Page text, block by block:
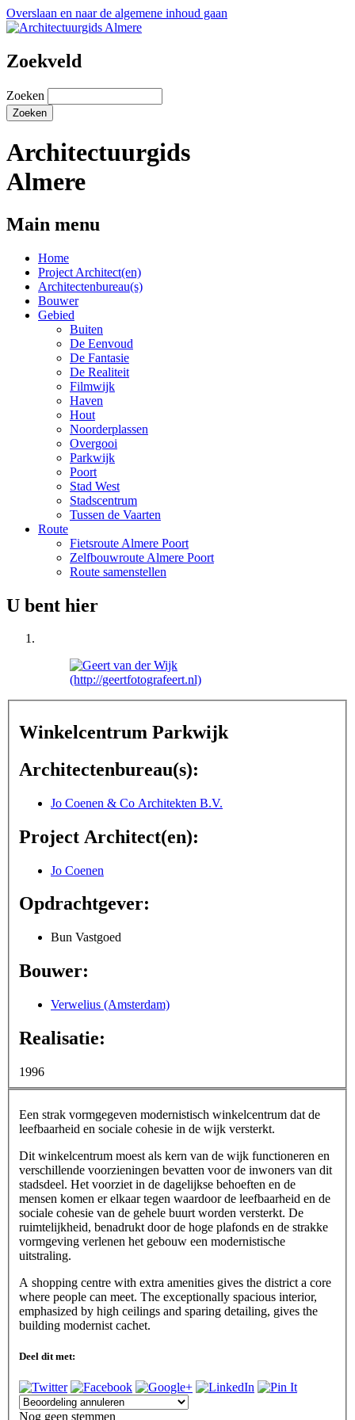
Overslaan en naar de algemene inhoud gaan
Zoekveld
Zoeken
Architectuurgids
Almere
Main menu
Home
Project Architect(en)
Architectenbureau(s)
Bouwer
Gebied
Buiten
De Eenvoud
De Fantasie
De Realiteit
Filmwijk
Haven
Hout
Noorderplassen
Overgooi
Parkwijk
Poort
Stad West
Stadscentrum
Tussen de Vaarten
Route
Fietsroute Almere Poort
Zelfbouwroute Almere Poort
Route samenstellen
U bent hier
Winkelcentrum Parkwijk
Architectenbureau(s):
Jo Coenen & Co Architekten B.V.
Project Architect(en):
Jo Coenen
Opdrachtgever:
Bun Vastgoed
Bouwer:
Verwelius (Amsterdam)
Realisatie:
1996
Een strak vormgegeven modernistisch winkelcentrum dat de
leefbaarheid en sociale cohesie in de wijk versterkt.
Dit winkelcentrum moest als kern van de wijk functioneren en
verschillende voorzieningen bevatten voor de inwoners van dit
stadsdeel. Het voorziet in de dagelijkse behoeften en de
mensen komen er elkaar tegen waardoor de leefbaarheid en de
sociale cohesie van de gehele buurt worden versterkt. De
ruimtelijkheid, benadrukt door de hoge plafonds en de strakke
vormgeving verlenen het gebouw een modernistische
uitstraling.
A shopping centre with extra amenities gives the district a core
where people can meet. The exceptionally spacious interior,
emphasized by high ceilings and sparing detailing, gives the
building modernist cachet.
Deel dit met:
Nog geen stemmen